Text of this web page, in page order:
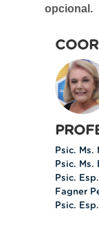
opcional.
Psic. Ms.
Psic. Ms.
Psic.
Fagner
Psic.